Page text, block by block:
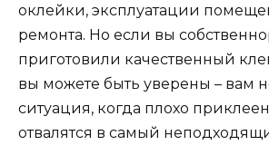
оклейки, эксплуатации
ремонта. Но если вы
приготовили качественный
вы можете быть уверены – вам
ситуация, когда плохо
отвалятся в самый